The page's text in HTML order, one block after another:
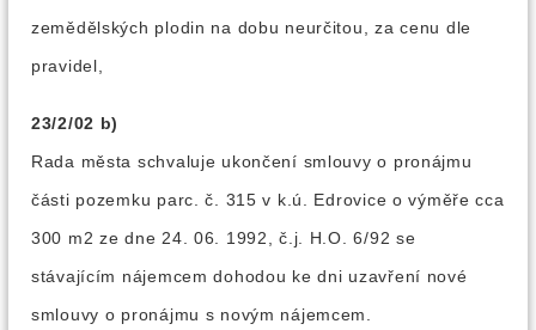
zemědělských plodin na dobu neurčitou, za cenu dle
pravidel,
23/2/02 b)
Rada města schvaluje ukončení smlouvy o pronájmu
části pozemku parc. č. 315 v k.ú. Edrovice o výměře cca
300 m2 ze dne 24. 06. 1992, č.j. H.O. 6/92 se
stávajícím nájemcem dohodou ke dni uzavření nové
smlouvy o pronájmu s novým nájemcem.